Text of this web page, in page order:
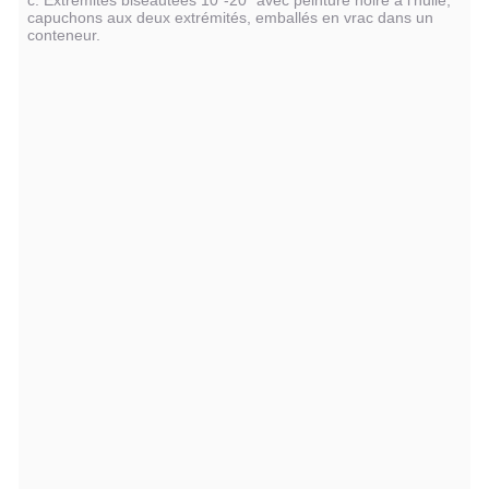
capuchons aux deux extrémités, emballés en vrac dans un
conteneur.